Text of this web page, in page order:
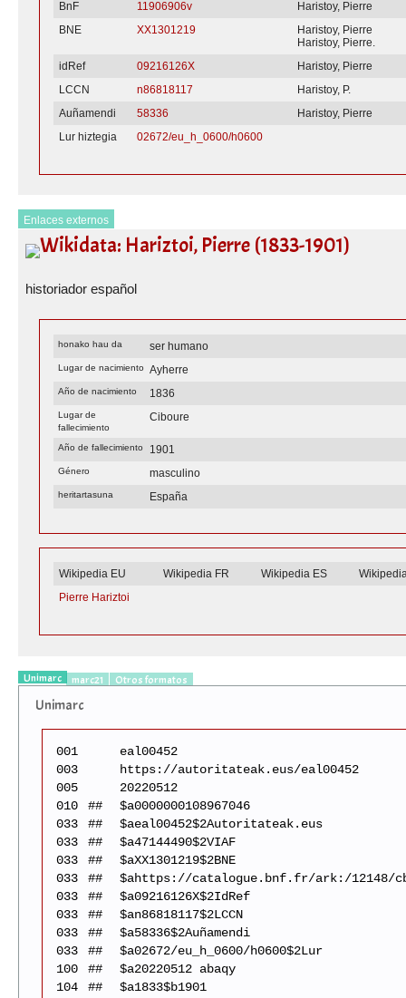
BnF
11906906v
Haristoy, Pierre
BNE
XX1301219
Haristoy, Pierre
Haristoy, Pierre.
idRef
09216126X
Haristoy, Pierre
LCCN
n86818117
Haristoy, P.
Auñamendi
58336
Haristoy, Pierre
Lur hiztegia
02672/eu_h_0600/h0600
Enlaces externos
Wikidata: Hariztoi, Pierre (1833-1901)
historiador español
honako hau da ser humano
Lugar de nacimiento Ayherre
Año de nacimiento 1836
Lugar de
fallecimiento
Ciboure
Año de fallecimiento 1901
Género masculino
heritartasuna España
Wikipedia EU Wikipedia FR Wikipedia ES
Pierre Hariztoi
Unimarc marc21 Otros formatos
Unimarc
001
eal00452
003
https://autoritateak.eus/eal00452
005
20220512
010
##
$a0000000108967046
033
##
$aeal00452$2Autoritateak.eus
033
##
$a47144490$2VIAF
033
##
$aXX1301219$2BNE
033
##
$ahttps://catalogue.bnf.fr/ark:/12148/
033
##
$a09216126X$2IdRef
033
##
$an86818117$2LCCN
033
##
$a58336$2Auñamendi
033
##
$a02672/eu_h_0600/h0600$2Lur
100
##
$a20220512 abaqy
104
##
$a1833$b1901